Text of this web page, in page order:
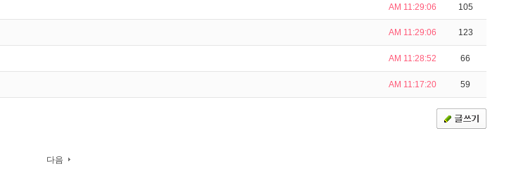
AM 11:29:06 105
AM 11:29:06 123
AM 11:28:52 66
AM 11:17:20 59
다음